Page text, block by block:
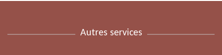
Autres services